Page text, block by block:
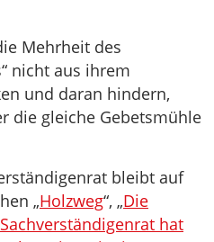
Mehrheit des
nicht aus ihrem
und daran hindern,
die gleiche Gebetsmühle
bleibt auf
„Holzweg“, „Die
hat